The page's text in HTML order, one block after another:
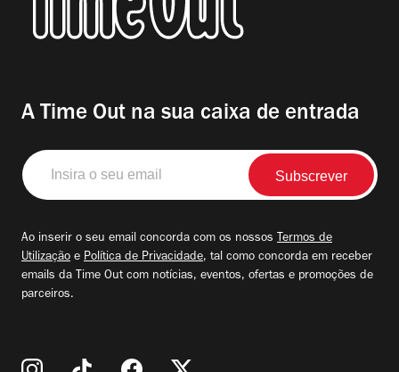
A Time Out na sua caixa de entrada
Insira
o
seu
Ao inserir o seu email concorda com os nossos Termos de
Utilização e Política de Privacidade, tal como concorda em receber
emails da Time Out com notícias, eventos, ofertas e promoções de
parceiros.